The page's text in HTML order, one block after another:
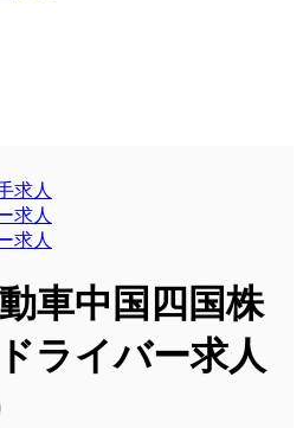
求人
求人
求人
車中国四国株
ライバー求人